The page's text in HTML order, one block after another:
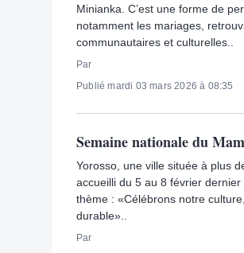
Minianka. C’est une forme de
notamment les mariages,
communautaires et culturelles..
Par
Publié mardi 03 mars 2026 à 08:35
Semaine nationale du
Yorosso, une ville située à plus
accueilli du 5 au 8 février
thème : «Célébrons notre
durable»..
Par